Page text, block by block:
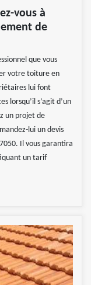
vous à
de
que vous
votre toiture en
lui font
lorsqu’il s’agit d’un
un projet de
lui un devis
Il vous garantira
un tarif